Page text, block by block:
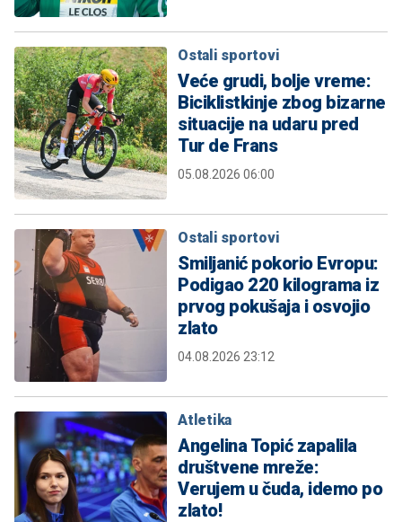
Ostali sportovi
Veće grudi, bolje vreme:
Biciklistkinje zbog bizarne
situacije na udaru pred
Tur de Frans
05.08.2026 06:00
Ostali sportovi
Smiljanić pokorio Evropu:
Podigao 220 kilograma iz
prvog pokušaja i osvojio
zlato
04.08.2026 23:12
Atletika
Angelina Topić zapalila
društvene mreže:
Verujem u čuda, idemo po
zlato!